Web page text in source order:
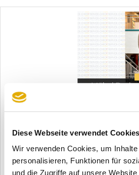
Diese Webseite verwendet Cookies
Wir verwenden Cookies, um
personalisieren, Funktionen für
und die Zugriffe auf unsere
03.01.2024
Möbel Beyhoff startet den
Möbel Beyhoff, ein traditionsreiches
mit einer 125-jährigen Geschichte,
des Service-Checks anzukündigen.
Kundenfeedback-System wird in